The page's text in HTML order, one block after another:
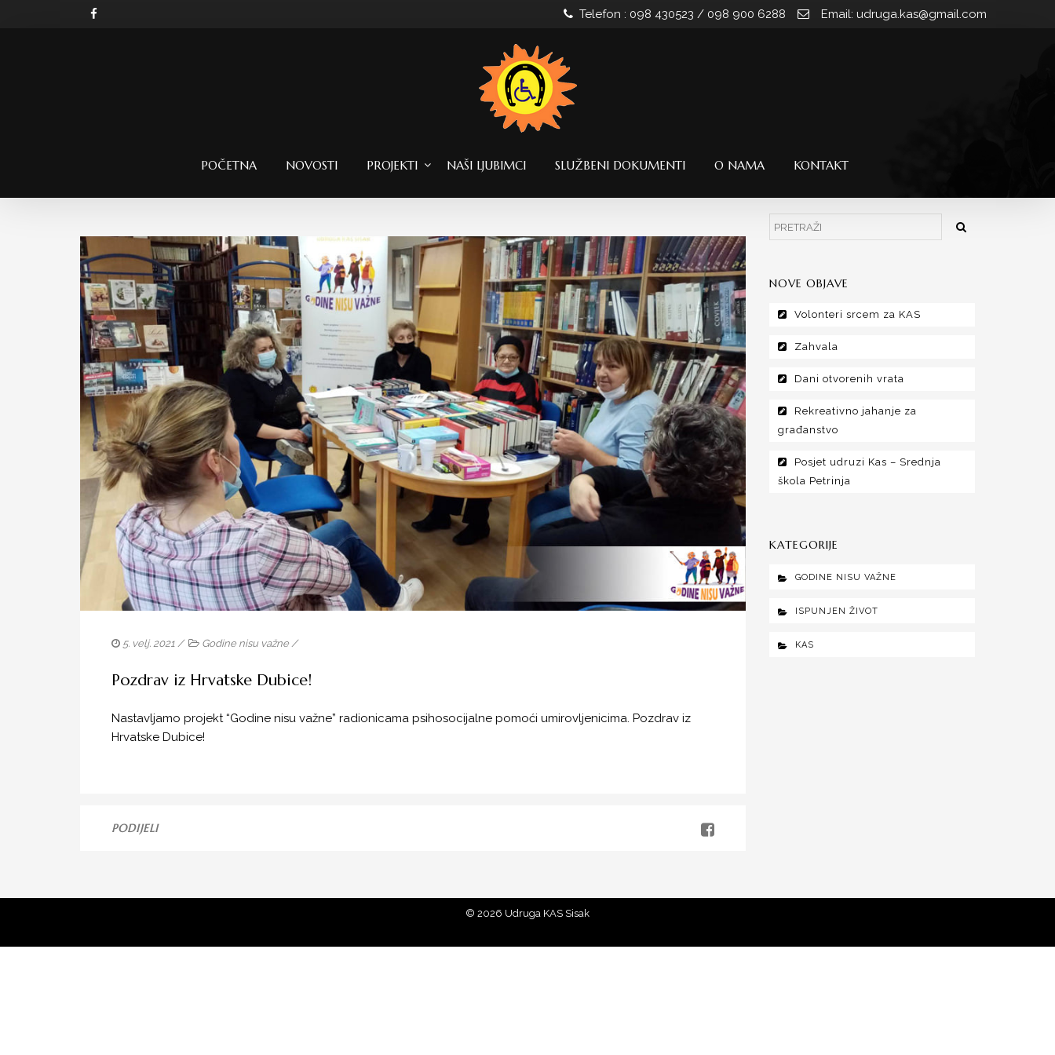
Telefon : 098 430523 / 098 900 6288 Email: udruga.kas@gmail.com
POČETNA NOVOSTI PROJEKTI NAŠI LJUBIMCI SLUŽBENI DOKUMENTI O NAMA KONTAKT
5. velj. 2021 / Godine nisu važne /
Pozdrav iz Hrvatske Dubice!
Nastavljamo projekt “Godine nisu važne” radionicama psihosocijalne pomoći umirovljenicima. Pozdrav iz
Hrvatske Dubice!
PODIJELI
NOVE OBJAVE
Volonteri srcem za KAS
Zahvala
Dani otvorenih vrata
Rekreativno jahanje za
građanstvo
Posjet udruzi Kas – Srednja
škola Petrinja
KATEGORIJE
GODINE NISU VAŽNE
ISPUNJEN ŽIVOT
KAS
© 2026 Udruga KAS Sisak